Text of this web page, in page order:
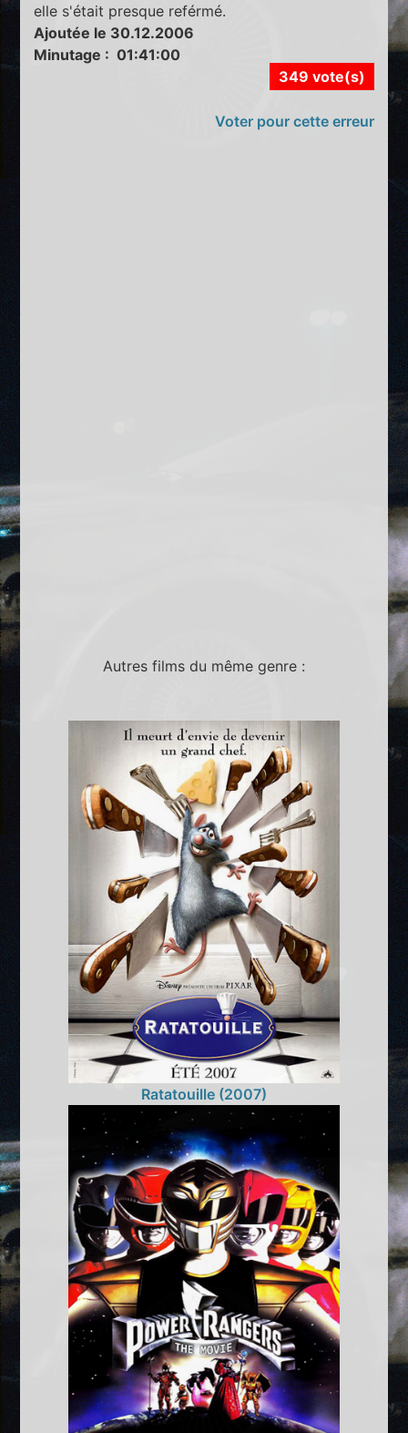
elle s'était presque reférmé.
Ajoutée le 30.12.2006
Minutage : 01:41:00
349 vote(s)
Voter pour cette erreur
Autres films du même genre :
Ratatouille (2007)